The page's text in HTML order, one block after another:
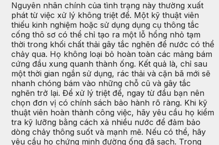
Nguyên nhân chính của tình trạng này thường xuất
phát từ việc xử lý không triệt để. Một kỹ thuật viên
thiếu kinh nghiệm hoặc sử dụng dụng cụ thông tắc
cống thô sơ có thể chỉ tạo ra một lỗ hổng nhỏ tạm
thời trong khối chất thải gây tắc nghẽn để nước có thể
chảy qua. Họ không loại bỏ hoàn toàn các mảng bám
cứng đầu xung quanh thành ống. Kết quả là, chỉ sau
một thời gian ngắn sử dụng, rác thải và cặn bã mới sẽ
nhanh chóng bám vào những chỗ cũ và gây tắc
nghẽn trở lại. Để xử lý triệt để, ngay từ đầu bạn nên
chọn đơn vị có chính sách bảo hành rõ ràng. Khi kỹ
thuật viên hoàn thành công việc, hãy yêu cầu họ kiểm
tra kỹ lưỡng bằng cách xả nhiều nước để đảm bảo
dòng chảy thông suốt và mạnh mẽ. Nếu có thể, hãy
yêu cầu họ chứng minh đường ống đã sạch. Trong